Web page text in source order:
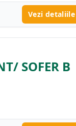
Vezi detaliile
SOFER B